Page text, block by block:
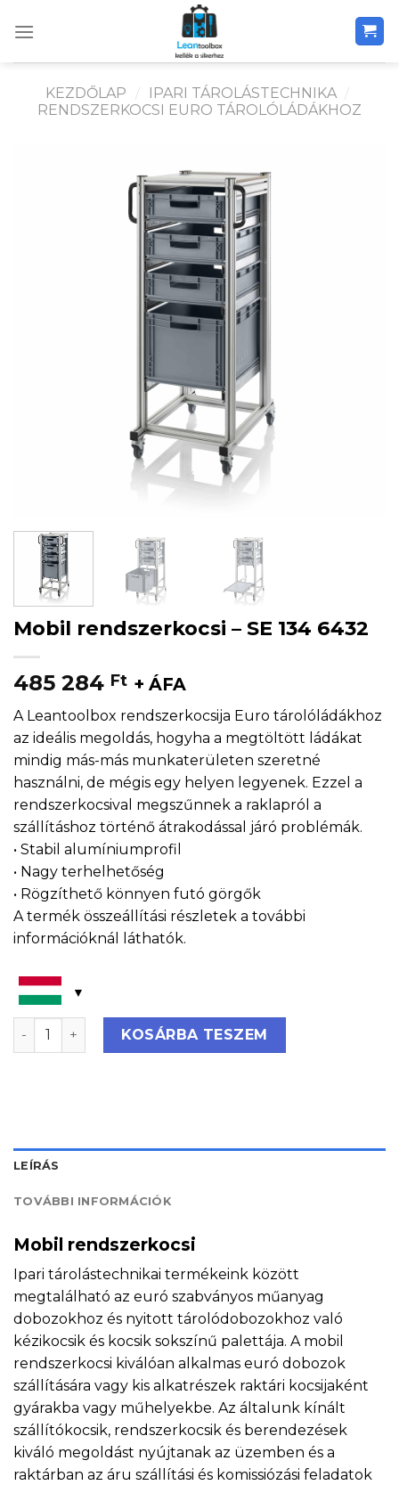
KEZDŐLAP / IPARI TÁROLÁSTECHNIKA /
RENDSZERKOCSI EURO TÁROLÓLÁDÁKHOZ
Mobil rendszerkocsi – SE 134 6432
485 284 Ft + ÁFA
A Leantoolbox rendszerkocsija Euro tárolóládákhoz
az ideális megoldás, hogyha a megtöltött ládákat
mindig más-más munkaterületen szeretné
használni, de mégis egy helyen legyenek. Ezzel a
rendszerkocsival megszűnnek a raklapról a
szállításhoz történő átrakodással járó problémák.
• Stabil alumíniumprofil
• Nagy terhelhetőség
• Rögzíthető könnyen futó görgők
A termék összeállítási részletek a további
információknál láthatók.
Mobil rendszerkocsi - SE 134 6432 mennyiség
KOSÁRBA TESZEM
LEÍRÁS
TOVÁBBI INFORMÁCIÓK
Mobil rendszerkocsi
Ipari tárolástechnikai termékeink között
megtalálható az euró szabványos műanyag
dobozokhoz és nyitott tárolódobozokhoz való
kézikocsik és kocsik sokszínű palettája. A mobil
rendszerkocsi kiválóan alkalmas euró dobozok
szállítására vagy kis alkatrészek raktári kocsijaként
gyárakba vagy műhelyekbe. Az általunk kínált
szállítókocsik, rendszerkocsik és berendezések
kiváló megoldást nyújtanak az üzemben és a
raktárban az áru szállítási és komissiózási feladatok